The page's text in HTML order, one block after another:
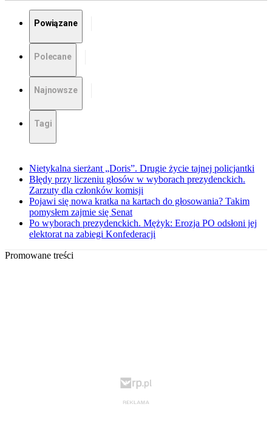
Powiązane
Polecane
Najnowsze
Tagi
Nietykalna sierżant „Doris”. Drugie życie tajnej policjantki
Błędy przy liczeniu głosów w wyborach prezydenckich.
Zarzuty dla członków komisji
Pojawi się nowa kratka na kartach do głosowania? Takim
pomysłem zajmie się Senat
Po wyborach prezydenckich. Mężyk: Erozja PO odsłoni jej
elektorat na zabiegi Konfederacji
Promowane treści